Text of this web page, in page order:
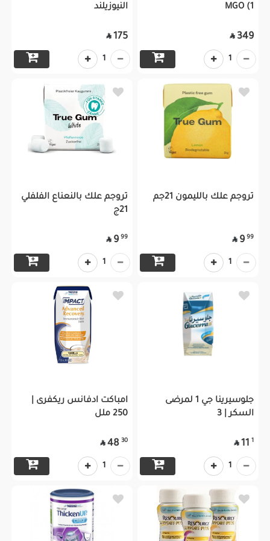
MGO (1
349

1
النيوزيلند
175

1
تروجم علك بالليمون 21جم
99
9

1
تروجم علك بالنعناع الفلفلي
21ج
99
9

1
جلوسيرينا جي 1 لمرضى
السكر | 3
1
11

1
امباكت ادفانس ريكفرى |
250 ملل
30
48

1